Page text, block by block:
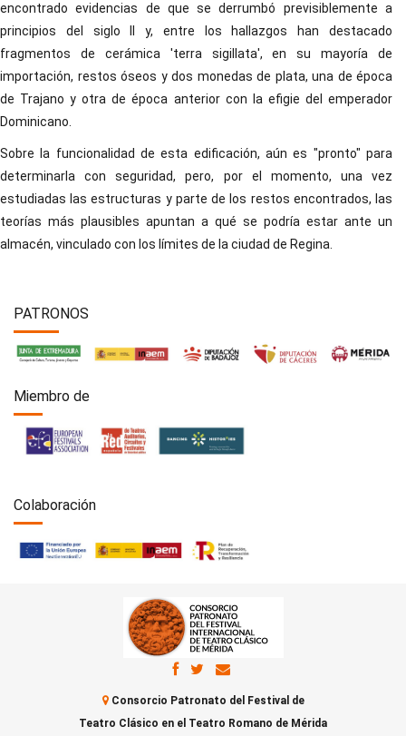
encontrado evidencias de que se derrumbó previsiblemente a
principios del siglo II y, entre los hallazgos han destacado
fragmentos de cerámica 'terra sigillata', en su mayoría de
importación, restos óseos y dos monedas de plata, una de época
de Trajano y otra de época anterior con la efigie del emperador
Dominicano.
Sobre la funcionalidad de esta edificación, aún es "pronto" para
determinarla con seguridad, pero, por el momento, una vez
estudiadas las estructuras y parte de los restos encontrados, las
teorías más plausibles apuntan a qué se podría estar ante un
almacén, vinculado con los límites de la ciudad de Regina.
PATRONOS
Miembro de
Colaboración
Consorcio Patronato del Festival de
Teatro Clásico en el Teatro Romano de Mérida